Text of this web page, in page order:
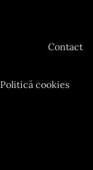
Contact
Politică cookies